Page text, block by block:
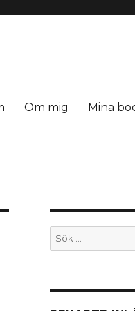
Om mig Mina
Sök
efter: